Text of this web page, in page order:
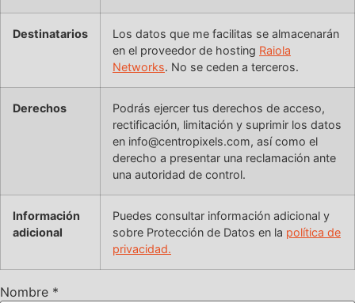
Destinatarios
Los datos que me facilitas se almacenarán
en el proveedor de hosting Raiola
Networks. No se ceden a terceros.
Derechos
Podrás ejercer tus derechos de acceso,
rectificación, limitación y suprimir los datos
en info@centropixels.com, así como el
derecho a presentar una reclamación ante
una autoridad de control.
Información
adicional
Puedes consultar información adicional y
sobre Protección de Datos en la política de
privacidad.
Nombre *